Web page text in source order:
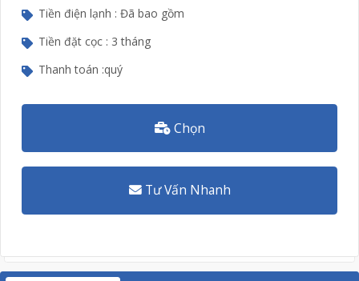
Tiền điện lạnh : Đã bao gồm
Tiền đặt cọc : 3 tháng
Thanh toán :quý
Chọn
Tư Vấn Nhanh